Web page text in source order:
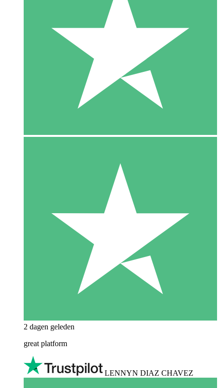
2 dagen geleden
great platform
LENNYN DIAZ CHAVEZ